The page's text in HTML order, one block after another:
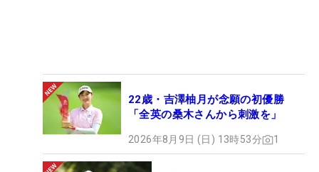
22歳・吉澤柚月が念願の初優勝
「全英の桑木さんから刺激を」
2026年8月9日 (日) 13時53分 1